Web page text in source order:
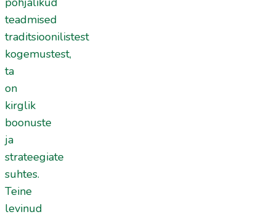
teadmised
traditsioonilistest
kogemustest,
ta
on
kirglik
boonuste
ja
strateegiate
suhtes.
Teine
levinud